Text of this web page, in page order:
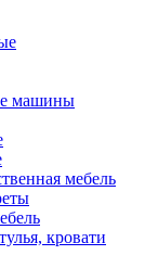
машины
мебель
кровати